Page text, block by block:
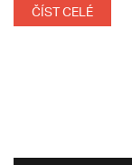
ČÍST CELÉ